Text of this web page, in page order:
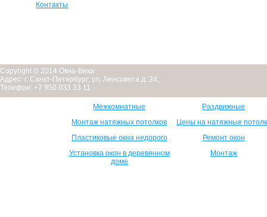
Контакты
Copyright © 2014 Окна-Века
Адрес: г. Санкт-Петербург; ул. Ленсовета д. 24;
Телефон: +7 950 033 33 11
Межкомнатные
Раздвижные
Монтаж натяжных потолков
Цены на натяжные
Пластиковые окна недорого
Ремонт окон
Установка окон в деревянном
доме
Монтаж